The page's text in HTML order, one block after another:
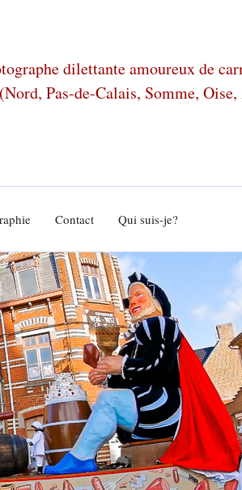
dilettante amoureux de
Pas-de-Calais, Somme,
Contact Qui suis-je?